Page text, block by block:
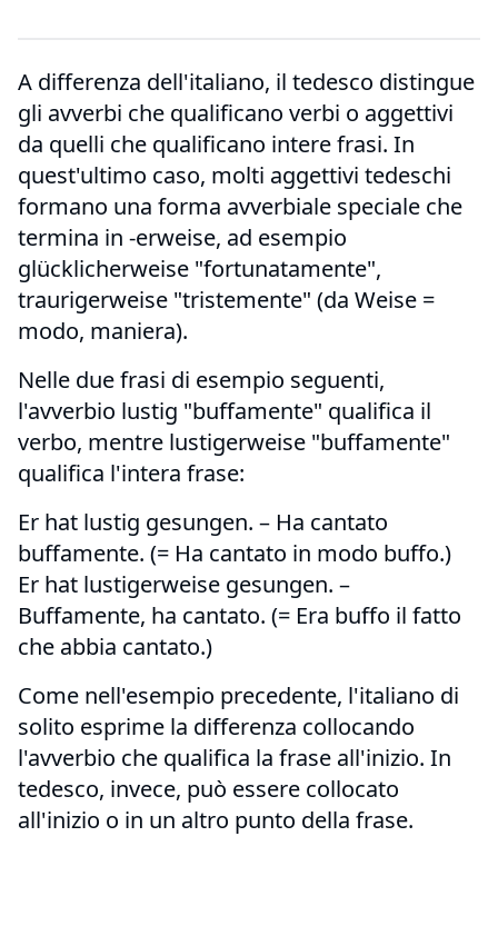
A differenza dell'italiano, il tedesco distingue
gli avverbi che qualificano verbi o aggettivi
da quelli che qualificano intere frasi. In
quest'ultimo caso, molti aggettivi tedeschi
formano una forma avverbiale speciale che
termina in -erweise, ad esempio
glücklicherweise "fortunatamente",
traurigerweise "tristemente" (da Weise =
modo, maniera).
Nelle due frasi di esempio seguenti,
l'avverbio lustig "buffamente" qualifica il
verbo, mentre lustigerweise "buffamente"
qualifica l'intera frase:
Er hat lustig gesungen. – Ha cantato
buffamente. (= Ha cantato in modo buffo.)
Er hat lustigerweise gesungen. –
Buffamente, ha cantato. (= Era buffo il fatto
che abbia cantato.)
Come nell'esempio precedente, l'italiano di
solito esprime la differenza collocando
l'avverbio che qualifica la frase all'inizio. In
tedesco, invece, può essere collocato
all'inizio o in un altro punto della frase.